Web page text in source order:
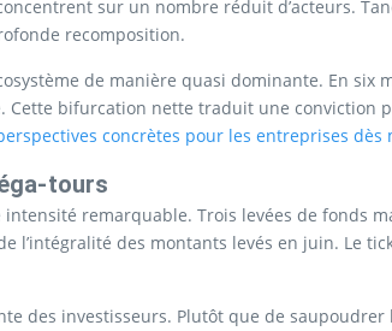
sur un nombre réduit d’acteurs.
recomposition.
de manière quasi dominante. En six
Cette bifurcation nette traduit une
perspectives concrètes pour les entreprises
tours
remarquable. Trois levées de fonds
l’intégralité des montants levés en juin. Le
des investisseurs. Plutôt que de